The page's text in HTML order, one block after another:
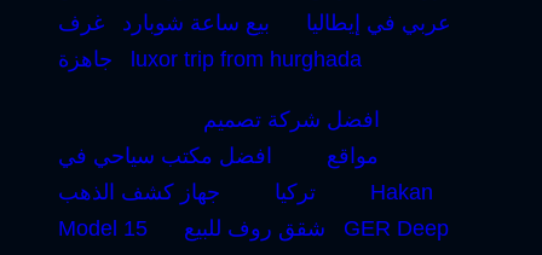
عربي في إيطاليا
بيع ساعة شوبارد
غرف
جاهزة
luxor trip from hurghada
افضل شركة تصميم
مواقع
افضل مكتب سياحي في
تركيا
جهاز كشف الذهب
Hakan
Model 15
شقق روف للبيع
GER Deep